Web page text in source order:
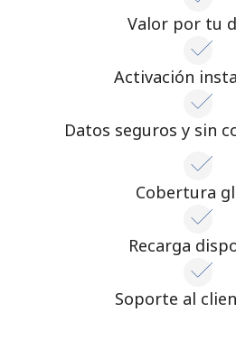
Valor por tu
Activación
Datos seguros y sin
Cobertura
Recarga
Soporte al